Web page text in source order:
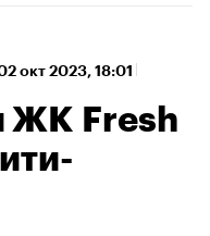
окт 2023, 18:01
ЖК Fresh